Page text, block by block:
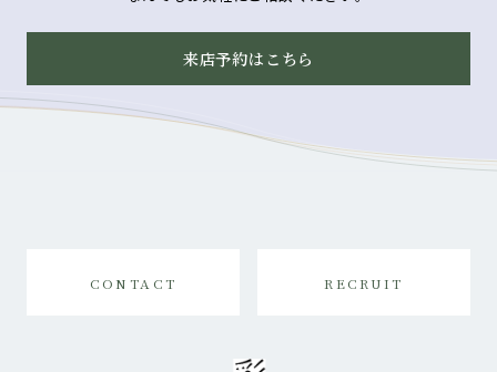
来店予約はこちら
CONTACT RECRUIT